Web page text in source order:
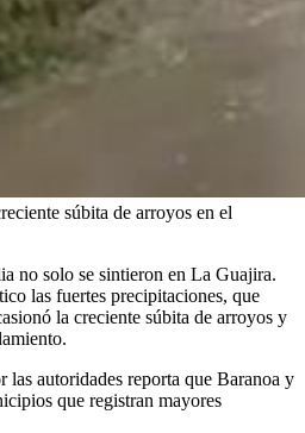
súbita de arroyos en el
no solo se sintieron en La Guajira.
las fuertes precipitaciones, que
la creciente súbita de arroyos y
las autoridades reporta que Baranoa y
que registran mayores